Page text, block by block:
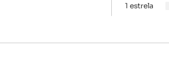
1 estrela